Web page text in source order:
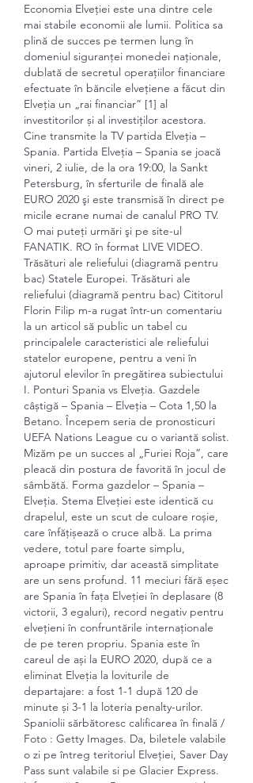
Economia Elveției este una dintre cele
mai stabile economii ale lumii. Politica sa
plină de succes pe termen lung în
domeniul siguranței monedei naționale,
dublată de secretul operațiilor financiare
efectuate în băncile elvețiene a făcut din
Elveția un „rai financiar” [1] al
investitorilor și al investiților acestora.
Cine transmite la TV partida Elveţia –
Spania. Partida Elveţia – Spania se joacă
vineri, 2 iulie, de la ora 19:00, la Sankt
Petersburg, în sferturile de finală ale
EURO 2020 şi este transmisă în direct pe
micile ecrane numai de canalul PRO TV.
O mai puteţi urmări şi pe site-ul
FANATIK. RO în format LIVE VIDEO.
Trăsături ale reliefului (diagramă pentru
bac) Statele Europei. Trăsături ale
reliefului (diagramă pentru bac) Cititorul
Florin Filip m-a rugat într-un comentariu
la un articol să public un tabel cu
principalele caracteristici ale reliefului
statelor europene, pentru a veni în
ajutorul elevilor în pregătirea subiectului
I. Ponturi Spania vs Elveția. Gazdele
câștigă – Spania – Elveția – Cota 1,50 la
Betano. Începem seria de pronosticuri
UEFA Nations League cu o variantă solist.
Mizăm pe un succes al „Furiei Roja”, care
pleacă din postura de favorită în jocul de
sâmbătă. Forma gazdelor – Spania –
Elveția. Stema Elveției este identică cu
drapelul, este un scut de culoare roșie,
care înfățișează o cruce albă. La prima
vedere, totul pare foarte simplu,
aproape primitiv, dar această simplitate
are un sens profund. 11 meciuri fără eșec
are Spania în fața Elveției în deplasare (8
victorii, 3 egaluri), record negativ pentru
elvețieni în confruntările internaționale
de pe teren propriu. Spania este în
careul de ași la EURO 2020, după ce a
eliminat Elveția la loviturile de
departajare: a fost 1-1 după 120 de
minute și 3-1 la loteria penalty-urilor.
Spaniolii sărbătoresc calificarea în finală /
Foto : Getty Images. Da, biletele valabile
o zi pe întreg teritoriul Elveției, Saver Day
Pass sunt valabile si pe Glacier Express.